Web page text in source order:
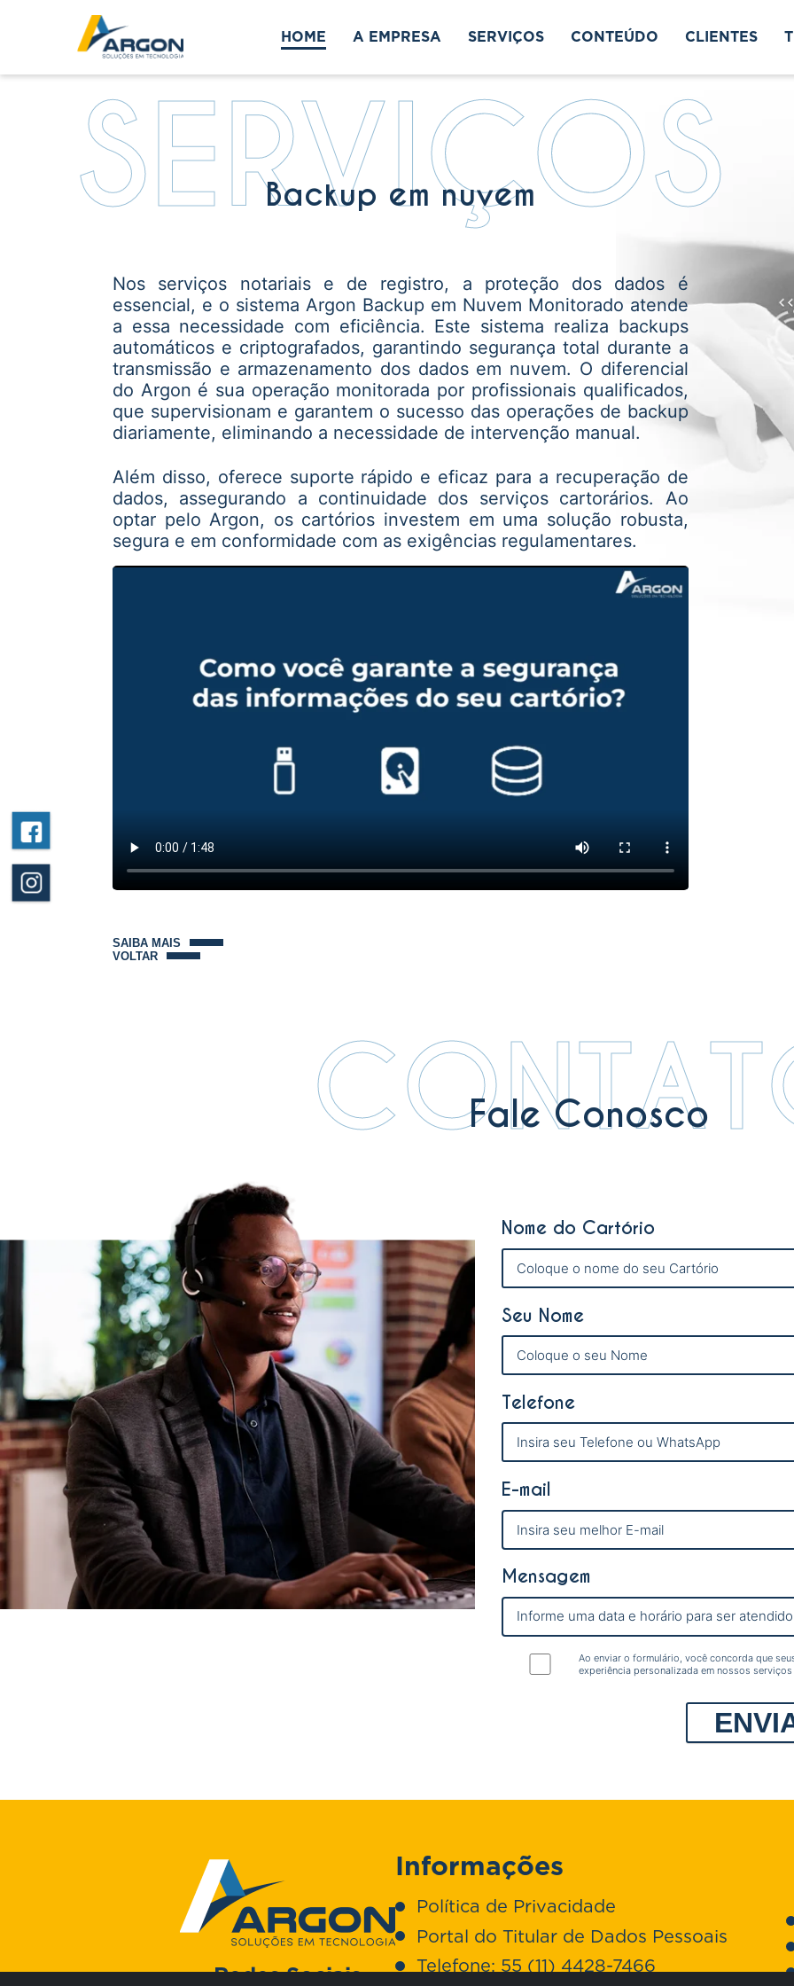
HOME A EMPRESA SERVIÇOS CONTEÚDO CLIENTES
SERVIÇOS
Backup em nuvem
Nos serviços notariais e de registro, a proteção dos dados é
essencial, e o sistema Argon Backup em Nuvem Monitorado atende
a essa necessidade com eficiência. Este sistema realiza backups
automáticos e criptografados, garantindo segurança total durante a
transmissão e armazenamento dos dados em nuvem. O diferencial
do Argon é sua operação monitorada por profissionais qualificados,
que supervisionam e garantem o sucesso das operações de backup
diariamente, eliminando a necessidade de intervenção manual.
Além disso, oferece suporte rápido e eficaz para a recuperação de
dados, assegurando a continuidade dos serviços cartorários. Ao
optar pelo Argon, os cartórios investem em uma solução robusta,
segura e em conformidade com as exigências regulamentares.
SAIBA MAIS
VOLTAR
Fale Conosco
Nome do Cartório
Seu Nome
Telefone
E-mail
Mensagem
Ao enviar o formulário, você concorda que
experiência personalizada em nossos
Redes Sociais
Informações
Política de Privacidade
Portal do Titular de Dados Pessoais
Telefone: 55 (11) 4428-7466